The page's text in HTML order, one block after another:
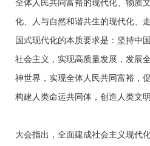
化、人与自然和谐共生的现代化、
国式现代化的本质要求是：坚持中
社会主义，实现高质量发展，发展
神世界，实现全体人民共同富裕，
构建人类命运共同体，创造人类文明
大会指出，全面建成社会主义现代